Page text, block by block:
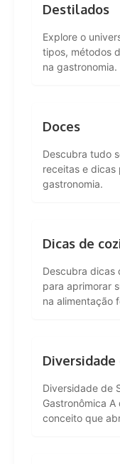
Destilados
Explore o
tipos, métodos
na gastronomia.
Doces
Descubra tudo
receitas e dicas
gastronomia.
Dicas de
Descubra dicas
para aprimorar
na alimentação
Diversidade
Diversidade de
Gastronômica
conceito que